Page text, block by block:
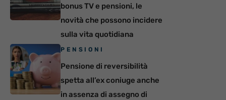
bonus TV e pensioni, le
novità che possono incidere
sulla vita quotidiana
PENSIONI
Pensione di reversibilità
spetta all’ex coniuge anche
in assenza di assegno di